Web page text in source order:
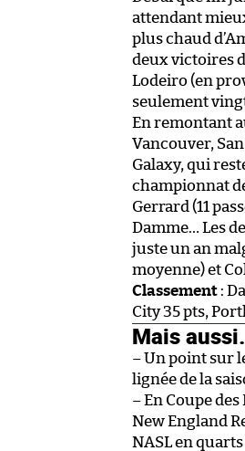
attendant
plus chaud
deux victoires
Lodeiro (en
seulement
En remontant
Vancouver,
Galaxy, qui
championnat
Gerrard (11
Damme… Les
juste un an
moyenne) et
Classement :
City 35 pts,
Mais
– Un point sur
lignée de la
– En Coupe
New England
NASL en